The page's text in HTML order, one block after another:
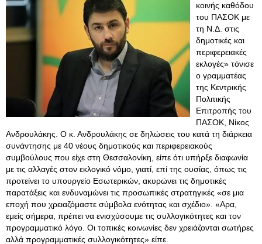
κοινής καθόδου
του ΠΑΣΟΚ με
τη Ν.Δ. στις
δημοτικές και
περιφερειακές
εκλογές» τόνισε
ο γραμματέας
της Κεντρικής
Πολιτικής
Επιτροπής του
ΠΑΣΟΚ, Νίκος
Ανδρουλάκης. Ο κ. Ανδρουλάκης σε δηλώσεις του κατά τη διάρκεια
συνάντησης με 40 νέους δημοτικούς και περιφερειακούς
συμβούλους που είχε στη Θεσσαλονίκη, είπε ότι υπήρξε διαφωνία
με τις αλλαγές στον εκλογικό νόμο, γιατί, επί της ουσίας, όπως τις
προτείνει το υπουργείο Εσωτερικών, ακυρώνει τις δημοτικές
παρατάξεις και ενδυναμώνει τις προσωπικές στρατηγικές «σε μια
εποχή που χρειαζόμαστε σύμβολα ενότητας και σχέδιο». «Αρα,
εμείς σήμερα, πρέπει να ενισχύσουμε τις συλλογικότητες και τον
προγραμματικό λόγο. Οι τοπικές κοινωνίες δεν χρειάζονται σωτήρες
αλλά προγραμματικές συλλογικότητες» είπε.